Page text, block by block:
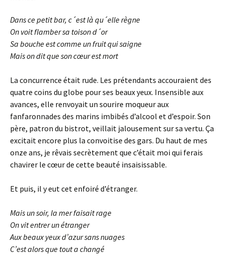
Dans ce petit bar, c´est là qu´elle règne
On voit flamber sa toison d´or
Sa bouche est comme un fruit qui saigne
Mais on dit que son cœur est mort
La concurrence était rude. Les prétendants accouraient des
quatre coins du globe pour ses beaux yeux. Insensible aux
avances, elle renvoyait un sourire moqueur aux
fanfaronnades des marins imbibés d’alcool et d’espoir. Son
père, patron du bistrot, veillait jalousement sur sa vertu. Ça
excitait encore plus la convoitise des gars. Du haut de mes
onze ans, je rêvais secrètement que c’était moi qui ferais
chavirer le cœur de cette beauté insaisissable.
Et puis, il y eut cet enfoiré d’étranger.
Mais un soir, la mer faisait rage
On vit entrer un étranger
Aux beaux yeux d’azur sans nuages
C’est alors que tout a changé